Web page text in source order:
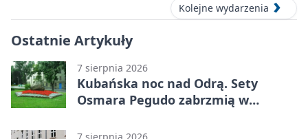
Kolejne wydarzenia
Ostatnie Artykuły
7 sierpnia 2026
Kubańska noc nad Odrą. Sety
Osmara Pegudo zabrzmią w